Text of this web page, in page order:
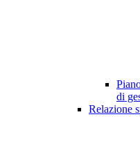
di
Relazione